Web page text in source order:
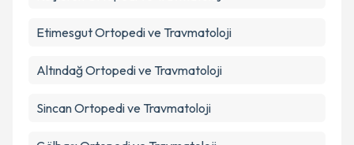
EtimesgutOrtopedi ve Travmatoloji
AltındağOrtopedi ve Travmatoloji
SincanOrtopedi ve Travmatoloji